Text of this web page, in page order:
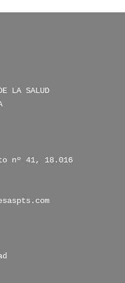
LA SALUD
nº 41, 18.016